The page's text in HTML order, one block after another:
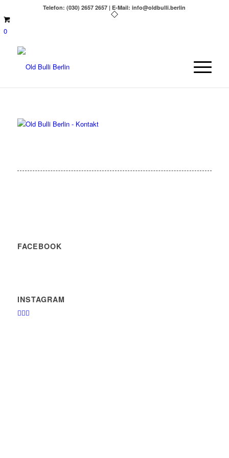
Telefon: (030) 2657 2657 | E-Mail: info@oldbulli.berlin
0
FACEBOOK
INSTAGRAM
🏄‍♂️🤙